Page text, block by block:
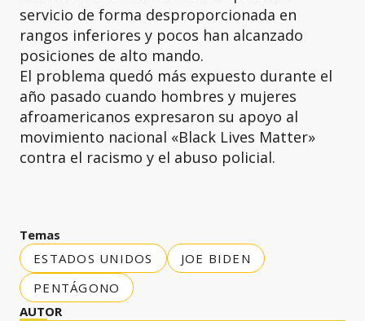
servicio de forma desproporcionada en
rangos inferiores y pocos han alcanzado
posiciones de alto mando.
El problema quedó más expuesto durante el
año pasado cuando hombres y mujeres
afroamericanos expresaron su apoyo al
movimiento nacional «Black Lives Matter»
contra el racismo y el abuso policial.
Temas
ESTADOS UNIDOS
JOE BIDEN
PENTÁGONO
AUTOR